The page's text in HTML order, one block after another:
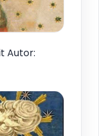
Autor: